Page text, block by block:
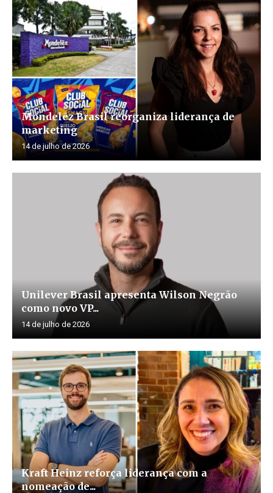
Mondelēz Brasil reorganiza liderança de
marketing
14 de julho de 2026
Unilever Brasil apresenta Wilson Negrão
como novo VP...
14 de julho de 2026
Kraft Heinz reforça liderança com a
nomeação de...